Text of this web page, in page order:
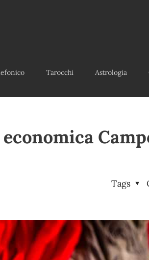
Tarocchi Astrologia
Tags